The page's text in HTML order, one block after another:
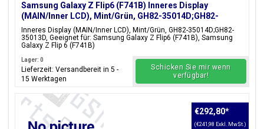
Samsung Galaxy Z Flip6 (F741B) Inneres Display
(MAIN/Inner LCD), Mint/Grün, GH82-35014D;GH82-
35013D
Inneres Display (MAIN/Inner LCD), Mint/Grün, GH82-35014D;GH82-
35013D, Geeignet für: Samsung Galaxy Z Flip6 (F741B), Samsung
Galaxy Z Flip 6 (F741B)
Lager: 0
Lieferzeit: Versandbereit in 5 -
15 Werktagen
Schicken Sie mir wenn
verfügbar!
€292,80*
(€241,98 Exkl. MwSt.)